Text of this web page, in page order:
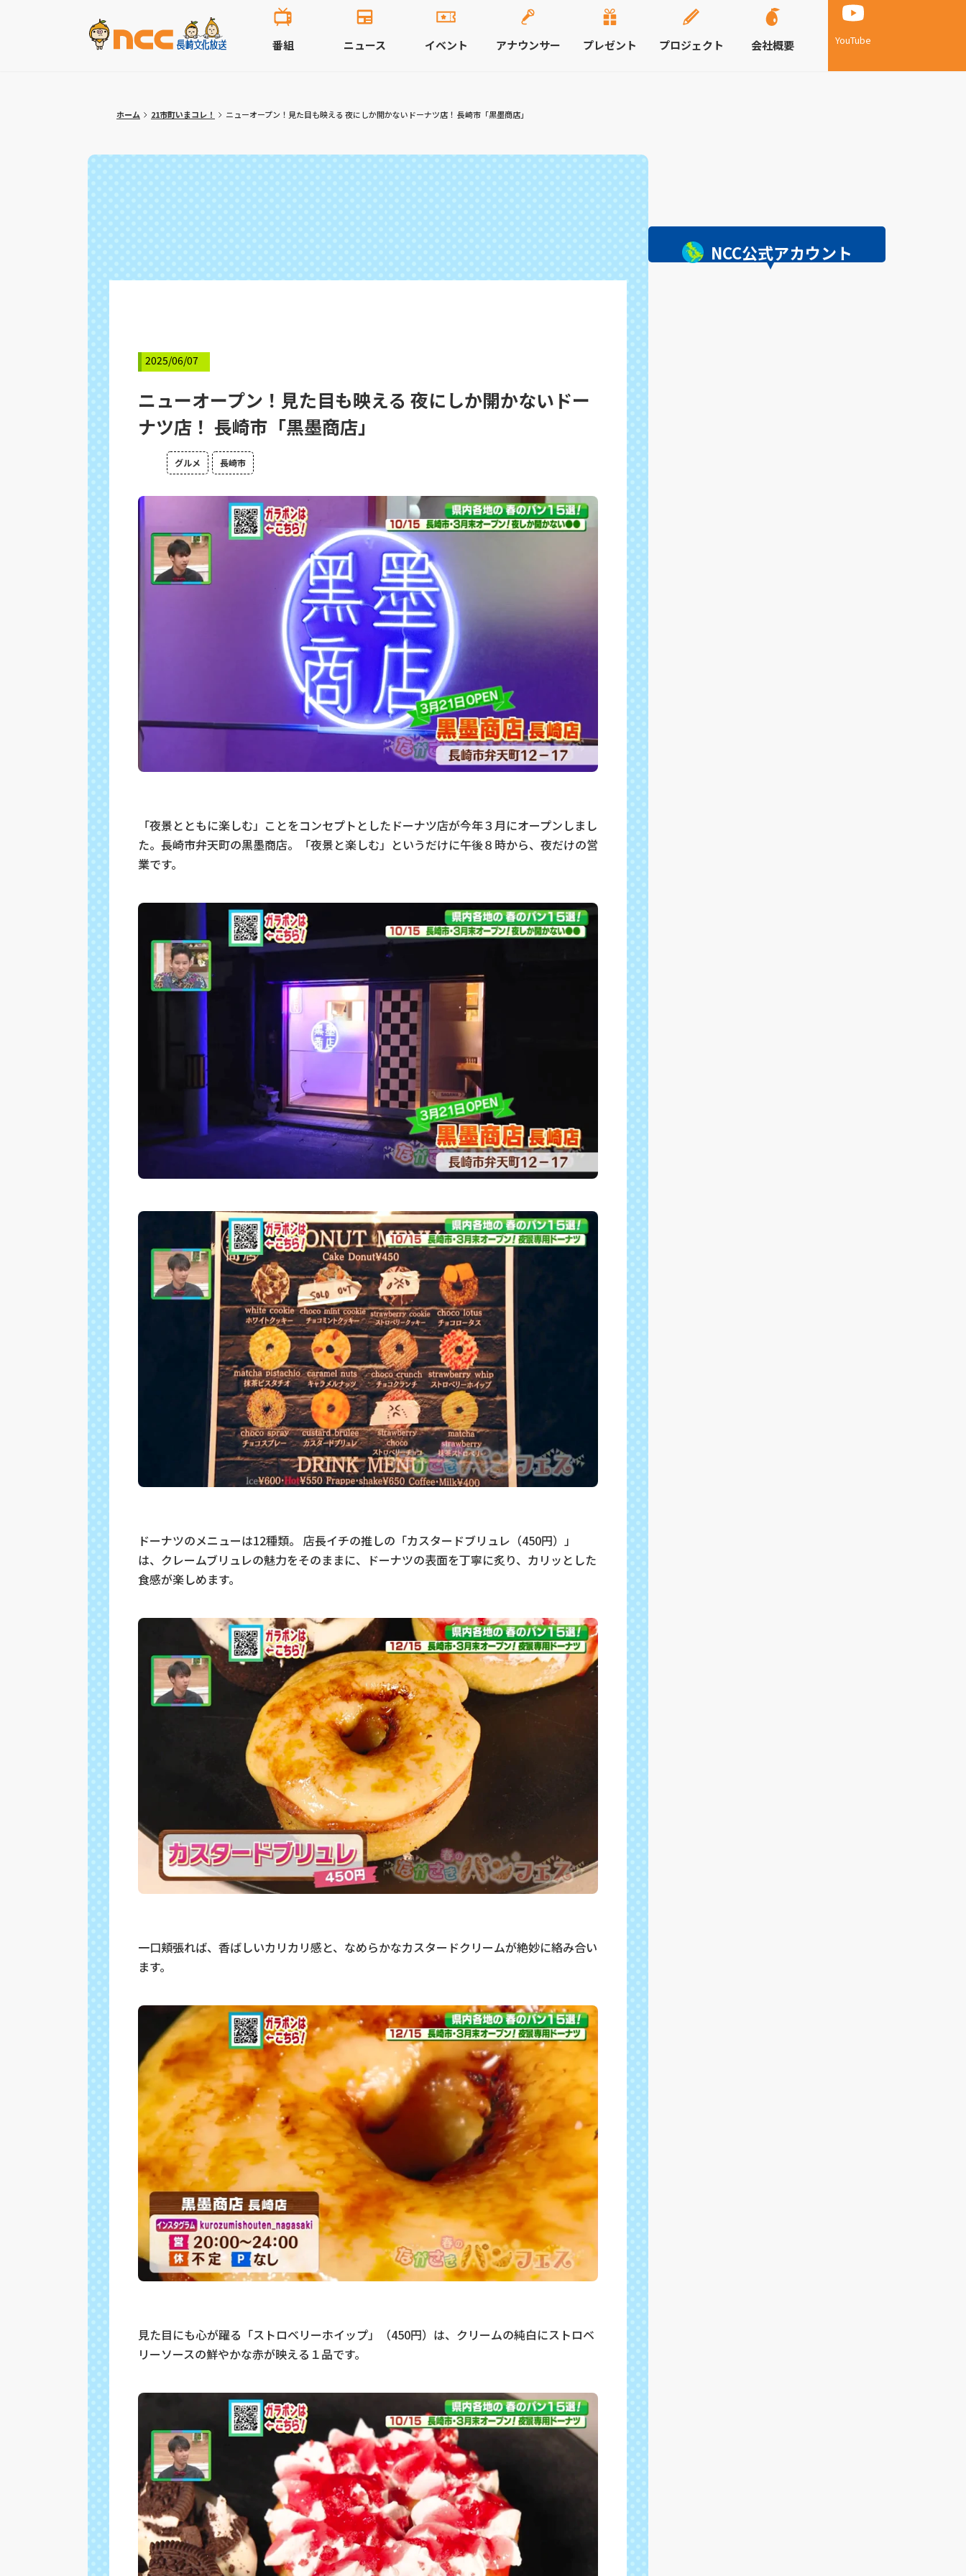
YouTube
番組 ニュース イベント アナウンサー プレゼント プロジェクト 会社概要
ホーム 21市町いまコレ！ ニューオープン！見た目も映える 夜にしか開かないドーナツ店！ 長崎市「黒墨商店」
2025/06/07
ニューオープン！見た目も映える 夜にしか開かないドー
ナツ店！ 長崎市「黒墨商店」
グルメ 長崎市
「夜景とともに楽しむ」ことをコンセプトとしたドーナツ店が今年３月にオープンしまし
た。 長崎市弁天町の黒墨商店。「夜景と楽しむ」というだけに午後８時から、夜だけの営
業です。
ドーナツのメニューは12種類。 店長イチの推しの「カスタードブリュレ（450円）」
は、 クレームブリュレの魅力をそのままに、ドーナツの表面を丁寧に炙り、カリッとした
食感が楽しめます。
一口頬張れば、香ばしいカリカリ感と、なめらかなカスタードクリームが絶妙に絡み合い
ます。
見た目にも心が躍る「ストロベリーホイップ」（450円）は、クリームの純白にストロベ
リーソースの鮮やかな赤が映える１品です。
NCC公式アカウント